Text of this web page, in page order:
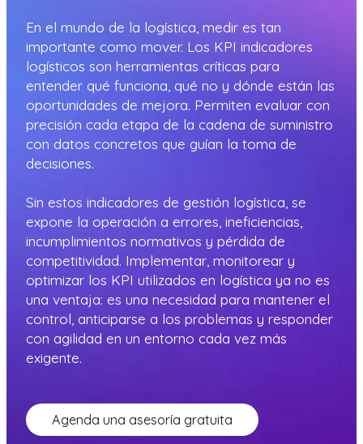
En el mundo de la logística, medir es tan
importante como mover. Los KPI indicadores
logísticos son herramientas críticas para
entender qué funciona, qué no y dónde están las
oportunidades de mejora. Permiten evaluar con
precisión cada etapa de la cadena de suministro
con datos concretos que guían la toma de
decisiones.
Sin estos indicadores de gestión logística, se
expone la operación a errores, ineficiencias,
incumplimientos normativos y pérdida de
competitividad. Implementar, monitorear y
optimizar los KPI utilizados en logística ya no es
una ventaja: es una necesidad para mantener el
control, anticiparse a los problemas y responder
con agilidad en un entorno cada vez más
exigente.
Agenda una asesoría gratuita